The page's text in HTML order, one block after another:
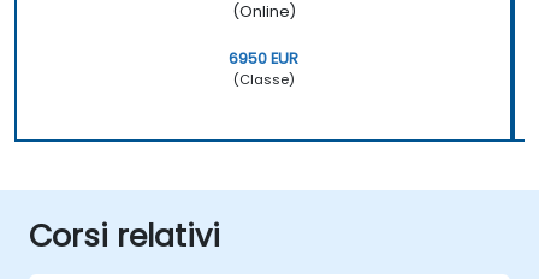
(Online)
6950 EUR
(Classe)
Corsi relativi